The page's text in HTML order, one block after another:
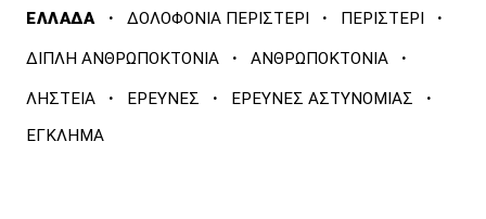
ΕΛΛΑΔΑ · ΔΟΛΟΦΟΝΙΑ ΠΕΡΙΣΤΕΡΙ · ΠΕΡΙΣΤΕΡΙ ·
ΔΙΠΛΗ ΑΝΘΡΩΠΟΚΤΟΝΙΑ · ΑΝΘΡΩΠΟΚΤΟΝΙΑ ·
ΛΗΣΤΕΙΑ · ΕΡΕΥΝΕΣ · ΕΡΕΥΝΕΣ ΑΣΤΥΝΟΜΙΑΣ ·
ΕΓΚΛΗΜΑ